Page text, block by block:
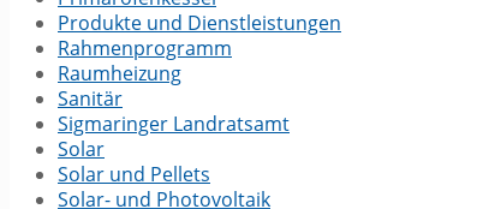
Produkte und Dienstleistungen
Rahmenprogramm
Raumheizung
Sanitär
Sigmaringer Landratsamt
Solar
Solar und Pellets
Solar- und Photovoltaik